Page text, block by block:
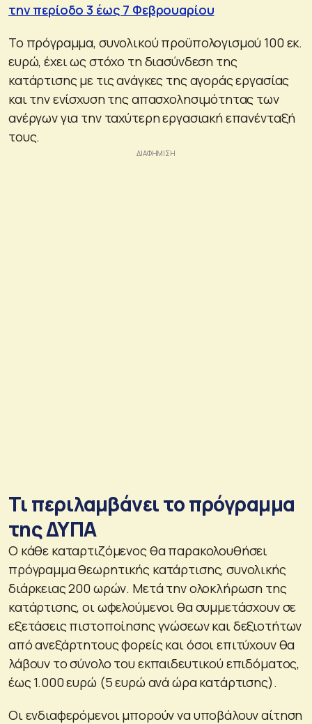
την περίοδο 3 έως 7 Φεβρουαρίου
Το πρόγραμμα, συνολικού προϋπολογισμού 100 εκ.
ευρώ, έχει ως στόχο τη διασύνδεση της
κατάρτισης με τις ανάγκες της αγοράς εργασίας
και την ενίσχυση της απασχολησιμότητας των
ανέργων για την ταχύτερη εργασιακή επανένταξή
τους.
Τι περιλαμβάνει το πρόγραμμα
της ΔΥΠΑ
Ο κάθε καταρτιζόμενος θα παρακολουθήσει
πρόγραμμα θεωρητικής κατάρτισης, συνολικής
διάρκειας 200 ωρών. Μετά την ολοκλήρωση της
κατάρτισης, οι ωφελούμενοι θα συμμετάσχουν σε
εξετάσεις πιστοποίησης γνώσεων και δεξιοτήτων
από ανεξάρτητους φορείς και όσοι επιτύχουν θα
λάβουν το σύνολο του εκπαιδευτικού επιδόματος,
έως 1.000 ευρώ (5 ευρώ ανά ώρα κατάρτισης).
Οι ενδιαφερόμενοι μπορούν να υποβάλουν αίτηση